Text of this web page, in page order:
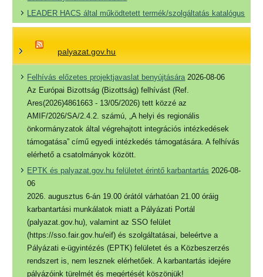
LEADER HACS által működtetett termék/szolgáltatás katalógus
palyazat.gov.hu
Felhívás előzetes projektjavaslat benyújtására 2026-08-06
Az Európai Bizottság (Bizottság) felhívást (Ref.
Ares(2026)4861663 - 13/05/2026) tett közzé az
AMIF/2026/SA/2.4.2. számú, „A helyi és regionális
önkormányzatok által végrehajtott integrációs intézkedések
támogatása” című egyedi intézkedés támogatására. A felhívás
elérhető a csatolmányok között.
EPTK és palyazat.gov.hu felületet érintő karbantartás 2026-08-
06
2026. augusztus 6-án 19.00 órától várhatóan 21.00 óráig
karbantartási munkálatok miatt a Pályázati Portál
(palyazat.gov.hu), valamint az SSO felület
(https://sso.fair.gov.hu/eif) és szolgáltatásai, beleértve a
Pályázati e-ügyintézés (EPTK) felületet és a Közbeszerzés
rendszert is, nem lesznek elérhetőek. A karbantartás idejére
pályázóink türelmét és megértését köszönjük!